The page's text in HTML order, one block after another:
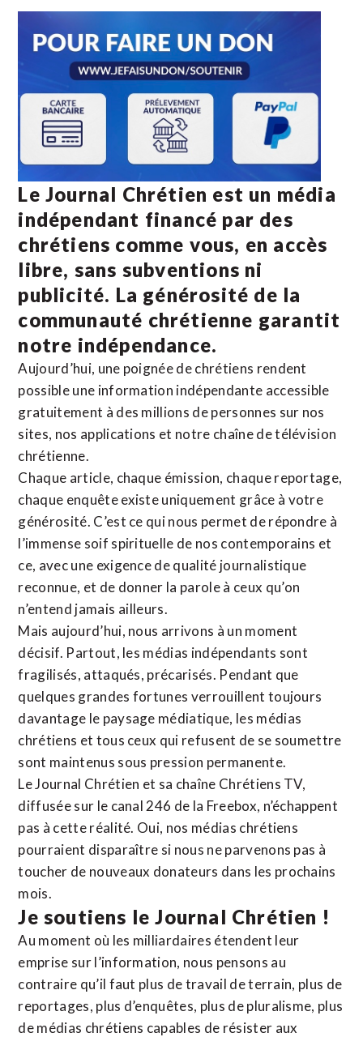
Le Journal Chrétien est un média
indépendant financé par des
chrétiens comme vous, en accès
libre, sans subventions ni
publicité. La générosité de la
communauté chrétienne garantit
notre indépendance.
Aujourd’hui, une poignée de chrétiens rendent
possible une information indépendante accessible
gratuitement à des millions de personnes sur nos
sites, nos applications et notre chaîne de télévision
chrétienne.
Chaque article, chaque émission, chaque reportage,
chaque enquête existe uniquement grâce à votre
générosité. C’est ce qui nous permet de répondre à
l’immense soif spirituelle de nos contemporains et
ce, avec une exigence de qualité journalistique
reconnue, et de donner la parole à ceux qu’on
n’entend jamais ailleurs.
Mais aujourd’hui, nous arrivons à un moment
décisif. Partout, les médias indépendants sont
fragilisés, attaqués, précarisés. Pendant que
quelques grandes fortunes verrouillent toujours
davantage le paysage médiatique, les médias
chrétiens et tous ceux qui refusent de se soumettre
sont maintenus sous pression permanente.
Le Journal Chrétien et sa chaîne Chrétiens TV,
diffusée sur le canal 246 de la Freebox, n’échappent
pas à cette réalité. Oui, nos médias chrétiens
pourraient disparaître si nous ne parvenons pas à
toucher de nouveaux donateurs dans les prochains
mois.
Je soutiens le Journal Chrétien !
Au moment où les milliardaires étendent leur
emprise sur l’information, nous pensons au
contraire qu’il faut plus de travail de terrain, plus de
reportages, plus d’enquêtes, plus de pluralisme, plus
de médias chrétiens capables de résister aux